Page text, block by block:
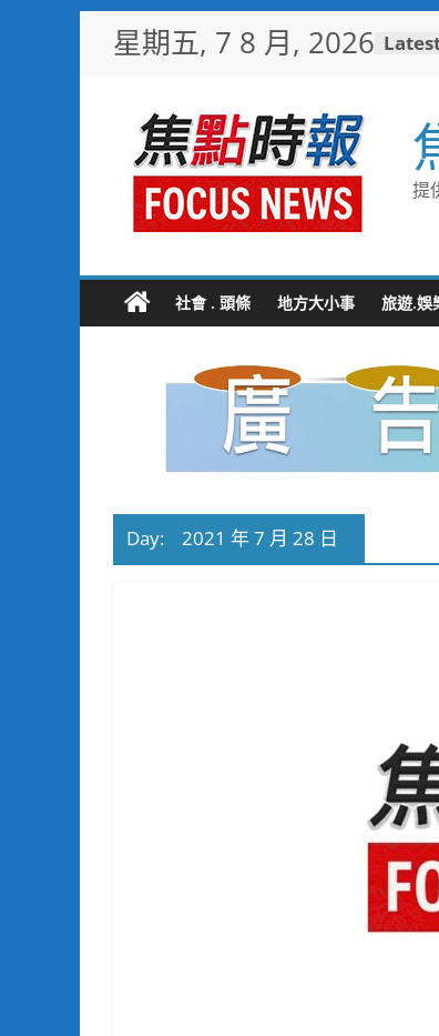
星期五, 7 8 月, 2026
提
社會 . 頭條 地方大小事 旅遊.娛
Day: 2021 年 7 月 28 日